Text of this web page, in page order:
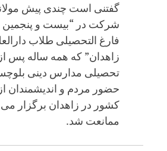
گفتنی است چندی پیش
شرکت در “بیست و
فارغ التحصیلی طلاب
زاهدان” که همه ساله پس
تحصیلی مدارس دینی
حضور مردم و اندیشمندان
کشور در زاهدان برگزار می
ممانعت شد.